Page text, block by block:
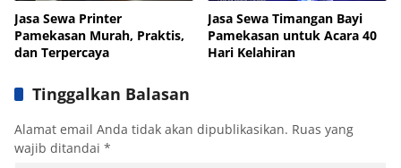
Jasa Sewa Printer
Pamekasan Murah, Praktis,
dan Terpercaya
Jasa Sewa Timangan Bayi
Pamekasan untuk Acara 40
Hari Kelahiran
Tinggalkan Balasan
Alamat email Anda tidak akan dipublikasikan. Ruas yang
wajib ditandai *